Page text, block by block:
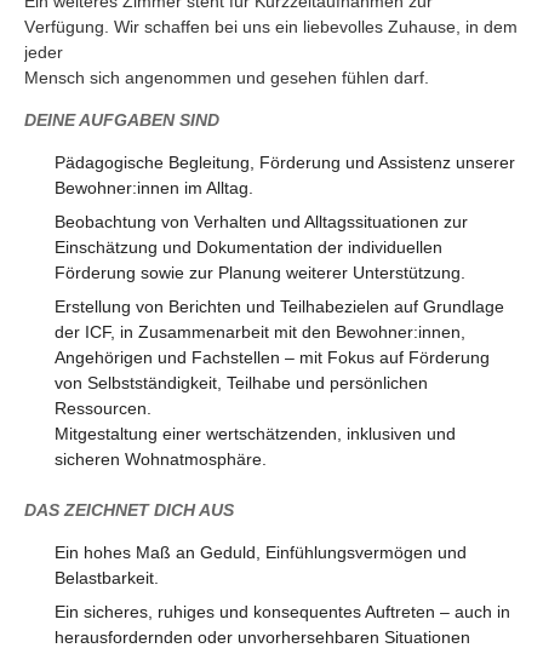
Verfügung. Wir schaffen bei uns ein liebevolles Zuhause, in dem
jeder
Mensch sich angenommen und gesehen fühlen darf.
DEINE AUFGABEN SIND
Pädagogische Begleitung, Förderung und Assistenz unserer
Bewohner:innen im Alltag.
Beobachtung von Verhalten und Alltagssituationen zur
Einschätzung und Dokumentation der individuellen
Förderung sowie zur Planung weiterer Unterstützung.
Erstellung von Berichten und Teilhabezielen auf Grundlage
der ICF, in Zusammenarbeit mit den Bewohner:innen,
Angehörigen und Fachstellen – mit Fokus auf Förderung
von Selbstständigkeit, Teilhabe und persönlichen
Ressourcen.
Mitgestaltung einer wertschätzenden, inklusiven und
sicheren Wohnatmosphäre.
DAS ZEICHNET DICH AUS
Ein hohes Maß an Geduld, Einfühlungsvermögen und
Belastbarkeit.
Ein sicheres, ruhiges und konsequentes Auftreten – auch in
herausfordernden oder unvorhersehbaren Situationen